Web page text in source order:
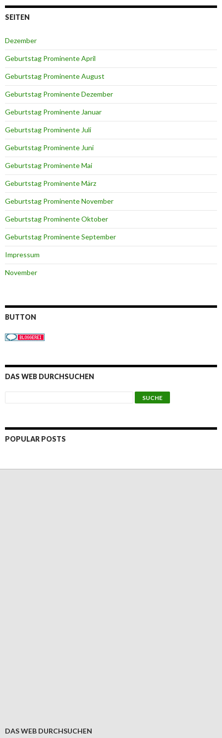
SEITEN
Dezember
Geburtstag Prominente April
Geburtstag Prominente August
Geburtstag Prominente Dezember
Geburtstag Prominente Januar
Geburtstag Prominente Juli
Geburtstag Prominente Juni
Geburtstag Prominente Mai
Geburtstag Prominente März
Geburtstag Prominente November
Geburtstag Prominente Oktober
Geburtstag Prominente September
Impressum
November
BUTTON
DAS WEB DURCHSUCHEN
POPULAR POSTS
DAS WEB DURCHSUCHEN